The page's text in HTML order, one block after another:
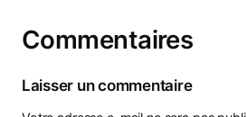
Commentaires
Laisser un commentaire